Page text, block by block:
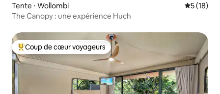
Tente ⋅ Wollombi
5 (18)
The Canopy : une expérience Huch
Coups de cœur voyageurs les plus appréciés
Coup de cœur voyageurs